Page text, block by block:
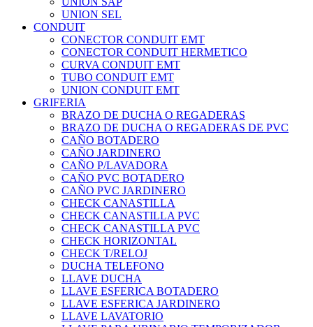
UNION SEL
CONDUIT
CONECTOR CONDUIT EMT
CONECTOR CONDUIT HERMETICO
CURVA CONDUIT EMT
TUBO CONDUIT EMT
UNION CONDUIT EMT
GRIFERIA
BRAZO DE DUCHA O REGADERAS
BRAZO DE DUCHA O REGADERAS DE PVC
CAÑO BOTADERO
CAÑO JARDINERO
CAÑO P/LAVADORA
CAÑO PVC BOTADERO
CAÑO PVC JARDINERO
CHECK CANASTILLA
CHECK CANASTILLA PVC
CHECK CANASTILLA PVC
CHECK HORIZONTAL
CHECK T/RELOJ
DUCHA TELEFONO
LLAVE DUCHA
LLAVE ESFERICA BOTADERO
LLAVE ESFERICA JARDINERO
LLAVE LAVATORIO